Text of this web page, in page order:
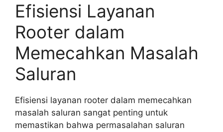
Efisiensi Layanan
Rooter dalam
Memecahkan Masalah
Saluran
Efisiensi layanan rooter dalam memecahkan
masalah saluran sangat penting untuk
memastikan bahwa permasalahan saluran